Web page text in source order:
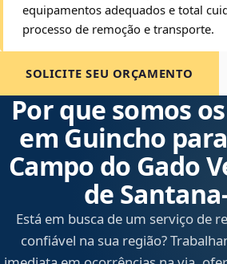
equipamentos adequados e total
processo de remoção e transporte.
SOLICITE SEU ORÇAMENTO
Por que somos
em Guincho
Campo do Gado
de
Está em busca de um serviço de
confiável na sua região?